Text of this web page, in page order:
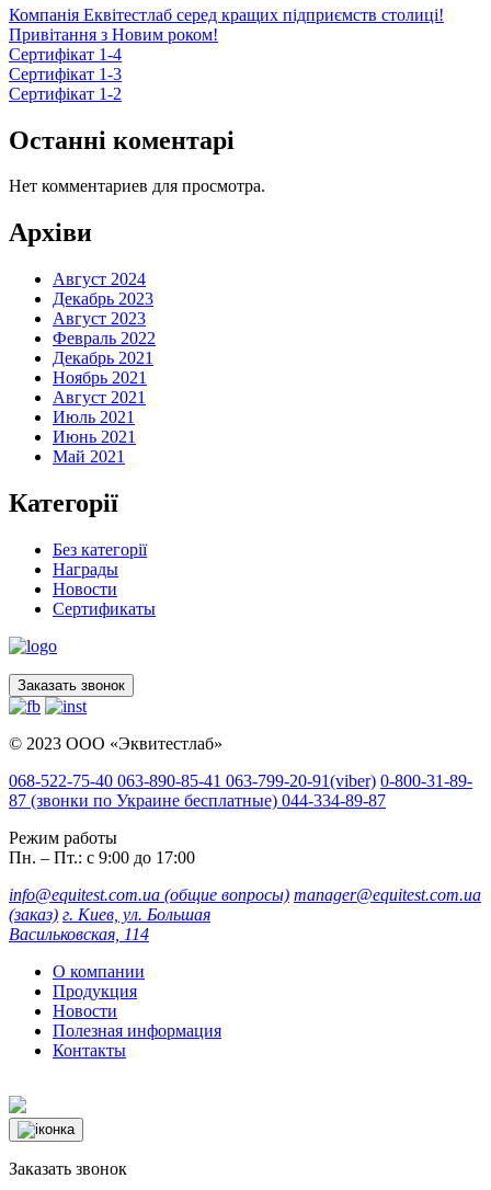
Компанія Еквітестлаб серед кращих підприємств столиці!
Привітання з Новим роком!
Сертифікат 1-4
Сертифікат 1-3
Сертифікат 1-2
Останні коментарі
Нет комментариев для просмотра.
Архіви
Август 2024
Декабрь 2023
Август 2023
Февраль 2022
Декабрь 2021
Ноябрь 2021
Август 2021
Июль 2021
Июнь 2021
Май 2021
Категорії
Без категорії
Награды
Новости
Сертификаты
Заказать звонок
© 2023 ООО «Эквитестлаб»
068-522-75-40 063-890-85-41 063-799-20-91(viber) 0-800-31-89-
87 (звонки по Украине бесплатные) 044-334-89-87
Режим работы
Пн. – Пт.: с 9:00 до 17:00
info@equitest.com.ua (общие вопросы) manager@equitest.com.ua
(заказ) г. Киев, ул. Большая
Васильковская, 114
О компании
Продукция
Новости
Полезная информация
Контакты
Заказать звонок